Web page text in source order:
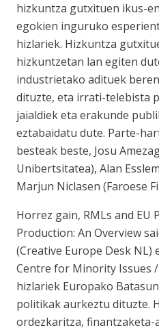
hizkuntza gutxituen ikus-
egokien inguruko
hizlariek. Hizkuntza
hizkuntzetan lan egiten
industrietako adituek
dituzte, eta irrati-telebista
jaialdiek eta erakunde
eztabaidatu dute. Parte-
besteak beste, Josu
Unibertsitatea), Alan
Marjun Niclasen (Faroese
Horrez gain, RMLs and EU
Production: An Overview
(Creative Europe Desk NL)
Centre for Minority Issues /
hizlariek Europako
politikak aurkeztu dituzte.
ordezkaritza,